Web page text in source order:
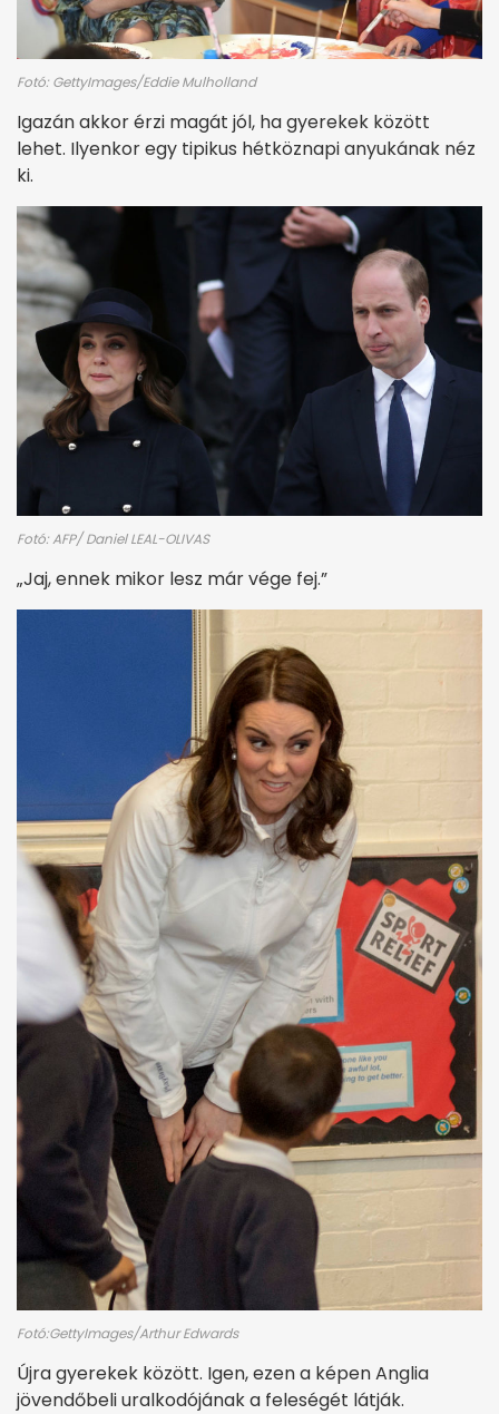
Fotó: GettyImages/Eddie Mulholland
Igazán akkor érzi magát jól, ha gyerekek között
lehet. Ilyenkor egy tipikus hétköznapi anyukának néz
ki.
Fotó: AFP/ Daniel LEAL-OLIVAS
„Jaj, ennek mikor lesz már vége fej.”
Fotó:GettyImages/Arthur Edwards
Újra gyerekek között. Igen, ezen a képen Anglia
jövendőbeli uralkodójának a feleségét látják.